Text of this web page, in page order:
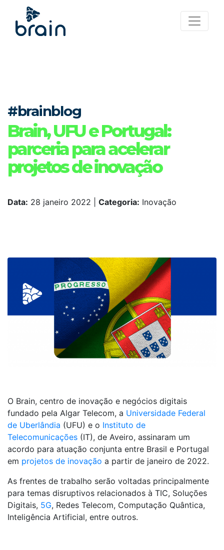
#brainblog
Brain, UFU e Portugal:
parceria para acelerar
projetos de inovação
Data: 28 janeiro 2022 Categoria: Inovação
O Brain, centro de inovação e negócios digitais
fundado pela Algar Telecom, a Universidade Federal
de Uberlândia (UFU) e o Instituto de
Telecomunicações (IT), de Aveiro, assinaram um
acordo para atuação conjunta entre Brasil e Portugal
em projetos de inovação a partir de janeiro de 2022.
As frentes de trabalho serão voltadas principalmente
para temas disruptivos relacionados à TIC, Soluções
Digitais, 5G, Redes Telecom, Computação Quântica,
Inteligência Artificial, entre outros.